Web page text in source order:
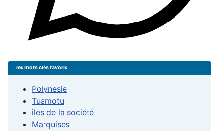
les mots clés favoris
Polynesie
Tuamotu
iles de la société
Marquises